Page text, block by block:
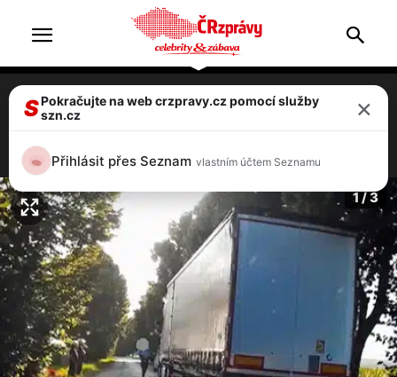
Řidič kamionu kličkoval po silnici a
1 / 3
SPokračujte na web crzpravy.cz pomocí služby
szn.cz
×
Přihlásit přes Seznam vlastním účtem Seznamu